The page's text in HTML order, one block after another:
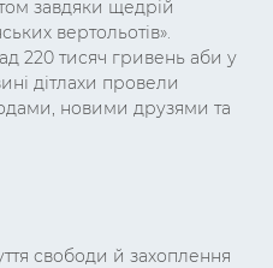
завдяки щедрій
вертольотів».
220 тисяч гривень аби у
дітлахи провели
новими друзями та
свободи й захоплення